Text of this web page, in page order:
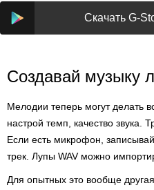
Скачать G-
Создавай музыку
Мелодии теперь могут делать
настрой темп, качество звука.
Если есть микрофон,
трек. Лупы WAV можно
Для опытных это вообще